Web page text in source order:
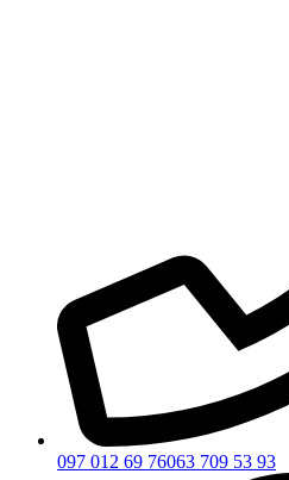
097 012 69 76063 709 53 93